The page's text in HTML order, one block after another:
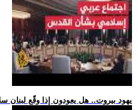
.. يهود بيروت.. هل يعودون إذا وقّع لبنان